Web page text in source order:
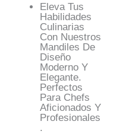
Eleva Tus
Habilidades
Culinarias
Con Nuestros
Mandiles De
Diseño
Moderno Y
Elegante.
Perfectos
Para Chefs
Aficionados Y
Profesionales
.